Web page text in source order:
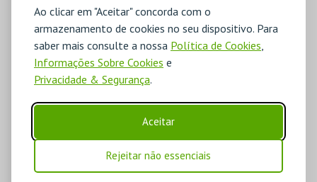
Ao clicar em "Aceitar" concorda com o
armazenamento de cookies no seu dispositivo. Para
saber mais consulte a nossa Política de Cookies
Informações Sobre Cookies e
Privacidade & Segurança.
Aceitar
Rejeitar não essenciais